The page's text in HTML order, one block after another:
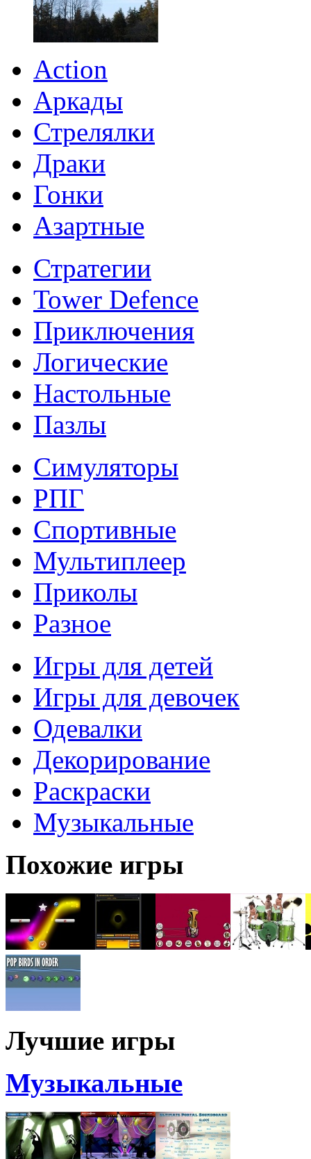
Action
Аркады
Стрелялки
Драки
Гонки
Азартные
Стратегии
Tower Defence
Приключения
Логические
Настольные
Пазлы
Симуляторы
РПГ
Спортивные
Мультиплеер
Приколы
Разное
Игры для детей
Игры для девочек
Одевалки
Декорирование
Раскраски
Музыкальные
Похожие игры
Лучшие игры
Музыкальные